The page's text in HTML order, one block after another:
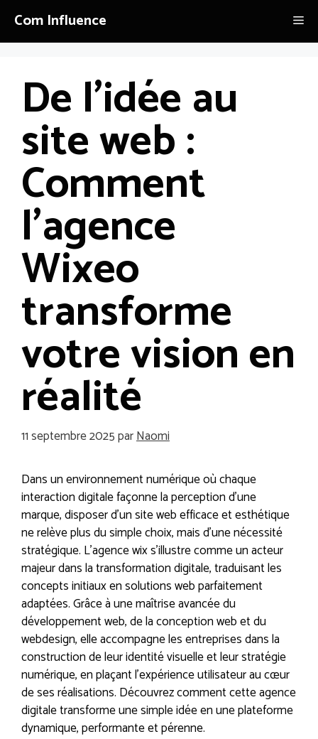
contenu
Com Influence
De l’idée au
site web :
Comment
l’agence
Wixeo
transforme
votre vision en
réalité
11 septembre 2025parNaomi
Dans un environnement numérique où chaque
interaction digitale façonne la perception d’une
marque, disposer d’un site web efficace et esthétique
ne relève plus du simple choix, mais d’une nécessité
stratégique. L’agence wix s’illustre comme un acteur
majeur dans la transformation digitale, traduisant les
concepts initiaux en solutions web parfaitement
adaptées. Grâce à une maîtrise avancée du
développement web, de la conception web et du
webdesign, elle accompagne les entreprises dans la
construction de leur identité visuelle et leur stratégie
numérique, en plaçant l’expérience utilisateur au cœur
de ses réalisations. Découvrez comment cette agence
digitale transforme une simple idée en une plateforme
dynamique, performante et pérenne.